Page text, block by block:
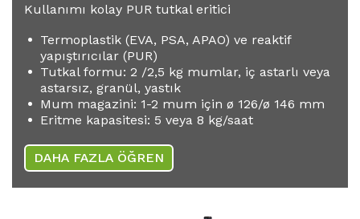
Kullanımı kolay PUR tutkal eritici
Termoplastik (EVA, PSA, APAO) ve reaktif
yapıştırıcılar (PUR)
Tutkal formu: 2 /2,5 kg mumlar, iç astarlı veya
astarsız, granül, yastık
Mum magazini: 1-2 mum için ø 126/ø 146 mm
Eritme kapasitesi: 5 veya 8 kg/saat
DAHA FAZLA ÖĞREN